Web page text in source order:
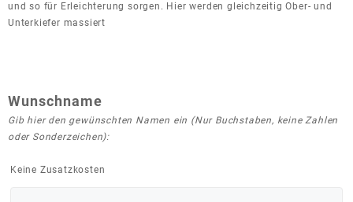
und so für Erleichterung sorgen. Hier werden gleichzeitig Ober- und
Unterkiefer massiert
Wunschname
Gib hier den gewünschten Namen ein (Nur Buchstaben, keine Zahlen
oder Sonderzeichen):
Keine Zusatzkosten